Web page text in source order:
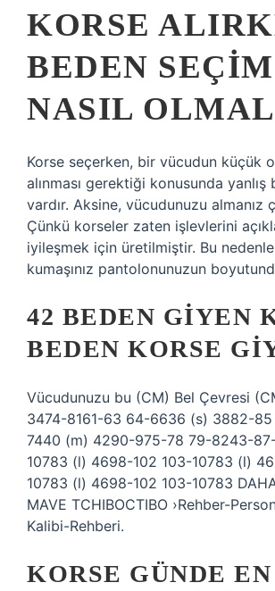
KORSE
BEDEN
NASIL
Korse seçerken, bir vücudun küçük
alınması gerektiği konusunda yanlış
vardır. Aksine, vücudunuzu almanız
Çünkü korseler zaten işlevlerini
iyileşmek için üretilmiştir. Bu
kumaşınız pantolonunuzun
42 BEDEN GIYEN
BEDEN KORSE
Vücudunuzu bu (CM) Bel Çevresi
3474-8161-63 64-6636 (s) 3882-
7440 (m) 4290-975-78 79-8243-
10783 (l) 4698-102 103-10783 (l)
10783 (l) 4698-102 103-10783
MAVE TCHIBOCTIBO ›Rehber-
Kalibi-Rehberi.
KORSE GÜNDE